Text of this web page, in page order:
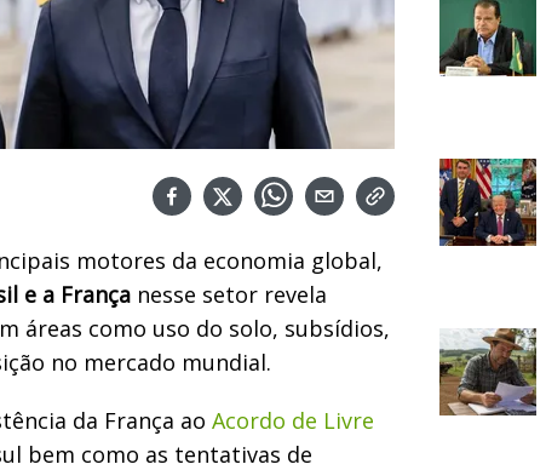
motores da economia global,
e a França nesse setor revela
áreas como uso do solo, subsídios,
no mercado mundial.
da França ao Acordo de Livre
bem como as tentativas de